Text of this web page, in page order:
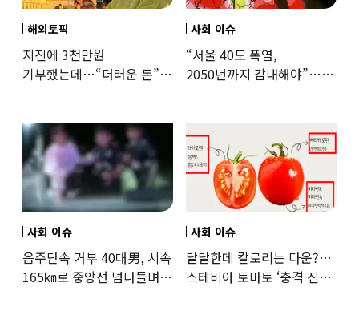
해외토픽
지진에 3천만원
기부했는데…“더러운 돈”
사회 이슈
“서울 40도 폭염,
2050년까지 감내해야”…
사회 이슈
음주단속 거부 40대男, 시속
165㎞로 중앙선 넘나들며
사회 이슈
달달한데 칼로리는 다운?…
스테비아 토마토 ‘충격 진실’